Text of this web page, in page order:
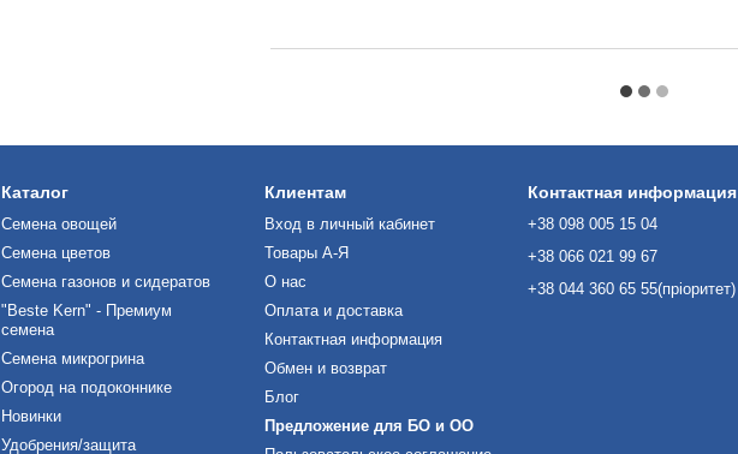
Каталог
Семена овощей
Семена цветов
Семена газонов и сидератов
"Beste Kern" - Премиум
семена
Семена микрогрина
Огород на подоконнике
Новинки
Удобрения/защита
Клиентам
Вход в личный кабинет
Товары А-Я
О нас
Оплата и доставка
Контактная информация
Обмен и возврат
Блог
Предложение для БО и ОО
Контактная информация
+38 098 005 15 04
+38 066 021 99 67
+38 044 360 65 55(пріоритет)